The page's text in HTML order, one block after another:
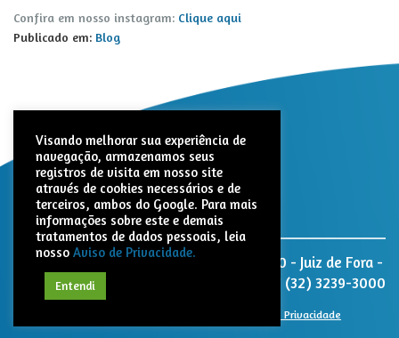
Confira em nosso instagram: Clique aqui
Publicado em: Blog
Nativita Farmacêutica. Rua Paracatu, 1320 - Juiz de Fora -
MG - CEP: 36047-040
(32) 3239-3000
Aviso de Privacidade
Visando melhorar sua experiência de
navegação, armazenamos seus
registros de visita em nosso site
através de cookies necessários e de
terceiros, ambos do Google. Para mais
informações sobre este e demais
tratamentos de dados pessoais, leia
nosso Aviso de Privacidade.
Entendi